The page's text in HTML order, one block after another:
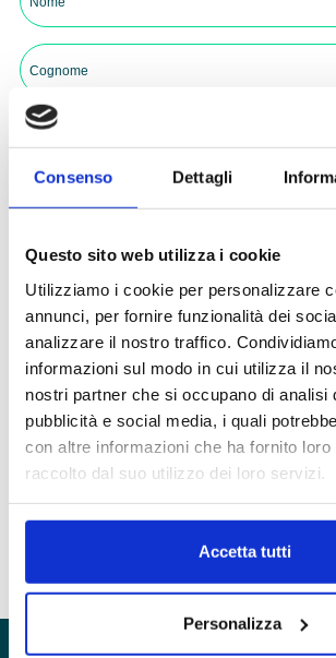
Consenso Dettagli
Questo sito web utilizza i cookie
Utilizziamo i cookie per personalizzare
annunci, per fornire funzionalità dei
analizzare il nostro traffico.
informazioni sul modo in cui utilizza il
nostri partner che si occupano di analisi
pubblicità e social media, i quali
con altre informazioni che ha fornito loro
raccolto dal suo utilizzo dei loro servizi.
Accetta tutti
Personalizza
Nome
Cognome
Importo della Gift Card
200 €
250 €
300 €
Privacy
(Obbligatorio)
Accetto la privacy policy (Obbligatorio)